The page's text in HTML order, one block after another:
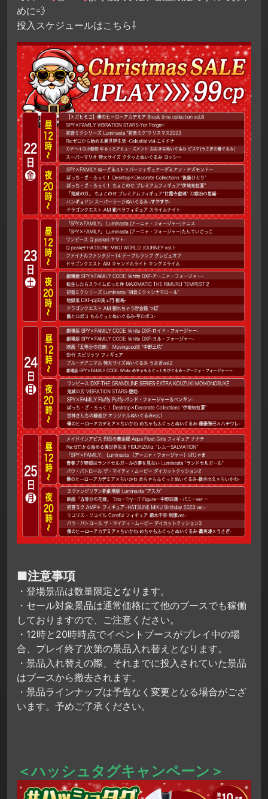
めに💨
投入スケジュールはこちら⇩
■注意事項
・登場景品は数量限定となります。
・セール対象景品は通常価格にて他のブースでも稼働
しておりますので、ご注意ください。
・12時と20時時点でイベントブースがプレイ中の場
合、プレイ終了次第の景品入れ替えとなります。
・景品入れ替えの際、それまでに投入されていた景品
はブースから撤去されます。
・景品ラインナップは予告なく変更となる場合がござ
います。予めご了承ください。
＜ハッシュタグキャンペーン＞